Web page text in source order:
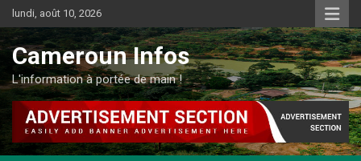
Aller
au
contenu
lundi, août 10, 2026
Cameroun Infos
L'information à portée de main !